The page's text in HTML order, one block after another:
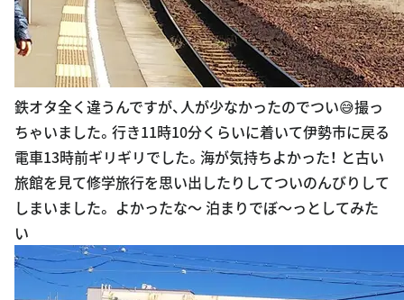
鉄オタ全く違うんですが、人が少なかったのでつい😅撮っ
ちゃいました。行き11時10分くらいに着いて伊勢市に戻る
電車13時前ギリギリでした。海が気持ちよかった！ と古い
旅館を見て修学旅行を思い出したりしてついのんびりして
しまいました。 よかったな〜 泊まりでぼ〜っとしてみた
い